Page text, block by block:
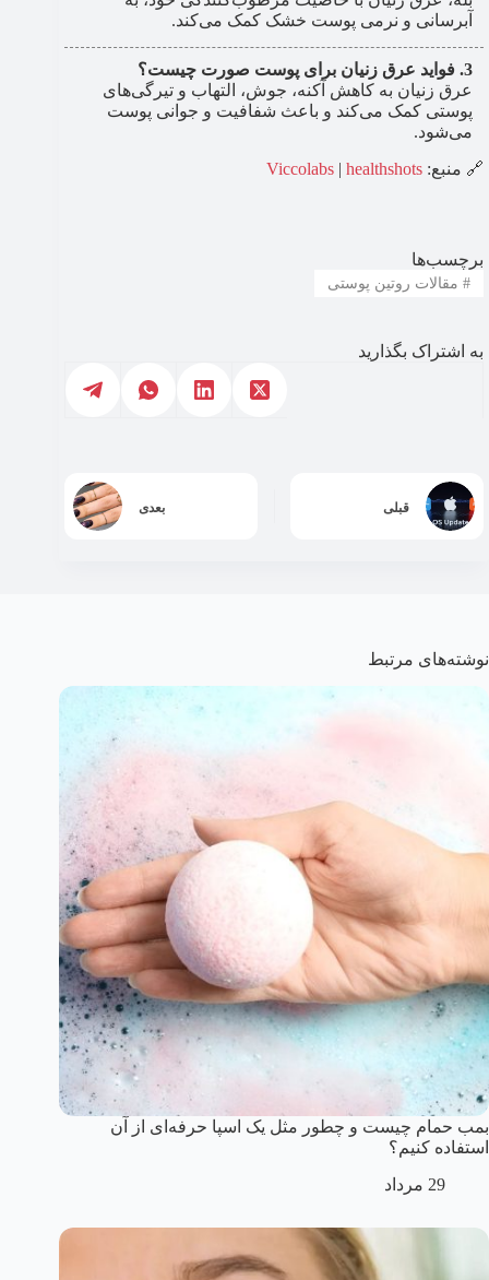
آبرسانی و نرمی پوست خشک کمک می‌کند.
فواید عرق زنیان برای پوست صورت چیست؟
عرق زنیان به کاهش آکنه، جوش، التهاب و تیرگی‌های
پوستی کمک می‌کند و باعث شفافیت و جوانی پوست
می‌شود.
🔗 منبع:
Viccolabs | healthshots
برچسب‌ها
#مقالات روتین پوستی
به اشتراک بگذارید
قبلی بعدی
نوشته‌های مرتبط
بمب حمام چیست و چطور مثل یک اسپا حرفه‌ای از آن‌
استفاده کنیم؟
29 مرداد